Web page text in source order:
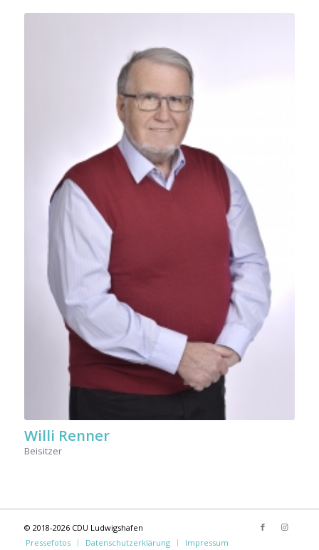
Willi Renner
Beisitzer
© 2018-2026 CDU Ludwigshafen
Pressefotos
Datenschutzerklärung Impressum